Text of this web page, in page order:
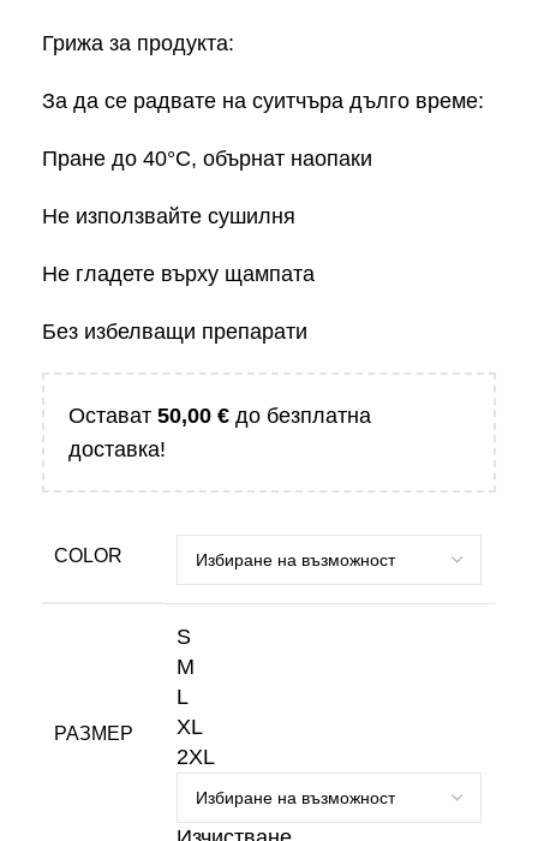
Грижа за продукта:
За да се радвате на суитчъра дълго време:
Пране до 40°C, обърнат наопаки
Не използвайте сушилня
Не гладете върху щампата
Без избелващи препарати
Остават 50,00 € до безплатна
доставка!
COLOR
РАЗМЕР
S
M
L
XL
2XL